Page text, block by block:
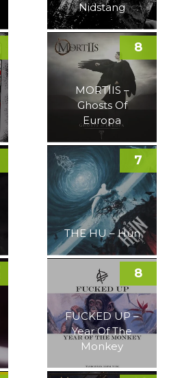
Nidstang
MORTIIS –
Ghosts Of
Europa
8
THE HU – Hun
7
FUCKED UP –
Year Of The
Monkey
8